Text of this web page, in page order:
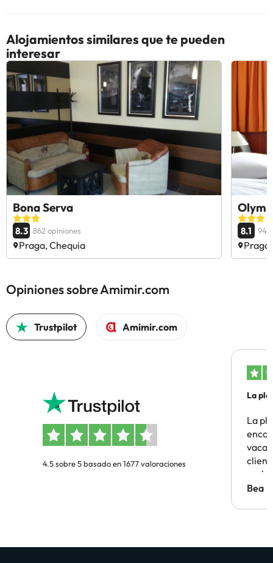
Alojamientos similares que te pueden
interesar
Bona Serva
8.3 862 opiniones
Praga, Chequia
8.1 944
Opiniones sobre Amimir.com
Trustpilot Amimir.com
4.5 sobre 5 basado en 1677 valoraciones
La
La
Bea